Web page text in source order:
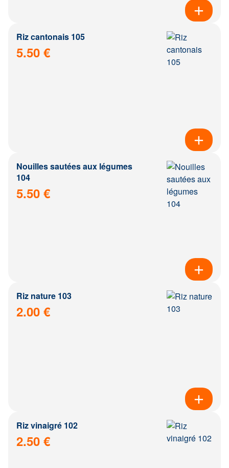
Riz cantonais 105
5.50 €
Nouilles sautées aux légumes
104
5.50 €
Riz nature 103
2.00 €
Riz vinaigré 102
2.50 €